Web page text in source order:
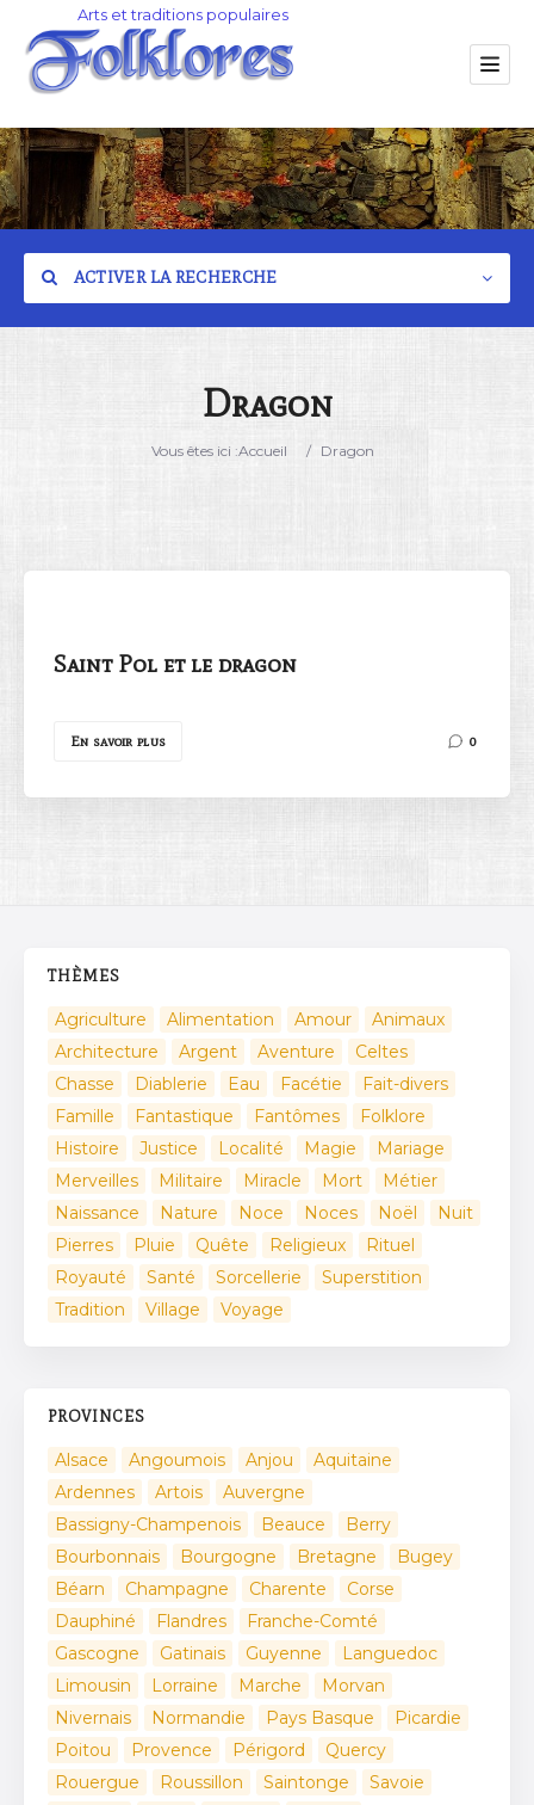
ACTIVER LA RECHERCHE
Dragon
Vous êtes ici :Accueil / Dragon
Saint Pol et le dragon
En savoir plus 0
THÈMES
Agriculture Alimentation Amour
Animaux
Architecture
Argent Aventure
Celtes
Chasse
Diablerie Eau Facétie
Fait-divers
Famille
Fantastique Fantômes
Folklore
Histoire
Justice Localité Magie
Mariage
Merveilles
Militaire Miracle Mort
Métier
Naissance
Nature Noce Noces Noël
Nuit
Pierres
Pluie Quête Religieux
Rituel
Royauté
Santé Sorcellerie
Superstition
Tradition
Village Voyage
PROVINCES
Alsace Angoumois Anjou
Aquitaine
Ardennes
Artois
Auvergne
Bassigny-Champenois
Beauce
Berry
Bourbonnais
Bourgogne Bretagne
Bugey
Béarn
Champagne Charente
Corse
Dauphiné
Flandres
Franche-Comté
Gascogne
Gatinais Guyenne
Languedoc
Limousin
Lorraine Marche
Morvan
Nivernais
Normandie Pays Basque
Picardie
Poitou
Provence Périgord
Quercy
Rouergue
Roussillon Saintonge
Savoie